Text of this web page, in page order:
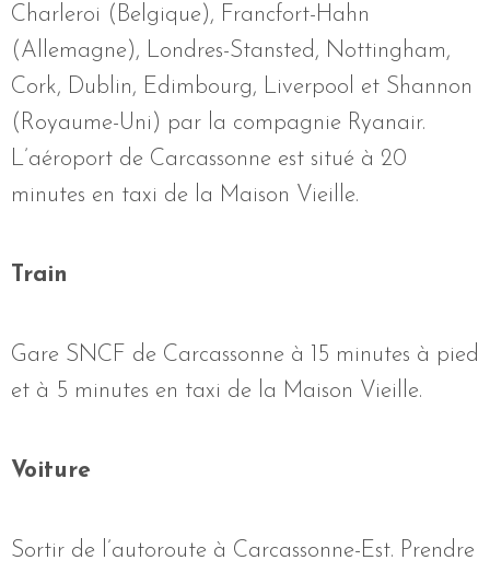
Charleroi (Belgique), Francfort-Hahn
(Allemagne), Londres-Stansted, Nottingham,
Cork, Dublin, Edimbourg, Liverpool et Shannon
(Royaume-Uni) par la compagnie Ryanair.
L’aéroport de Carcassonne est situé à 20
minutes en taxi de la Maison Vieille.
Train
Gare SNCF de Carcassonne à 15 minutes à pied
et à 5 minutes en taxi de la Maison Vieille.
Voiture
Sortir de l’autoroute à Carcassonne-Est. Prendre